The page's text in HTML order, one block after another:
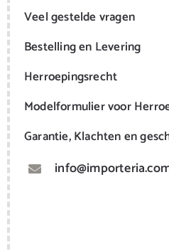
Veel gestelde vragen
Bestelling en Levering
Herroepingsrecht
Modelformulier voor
Garantie, Klachten en